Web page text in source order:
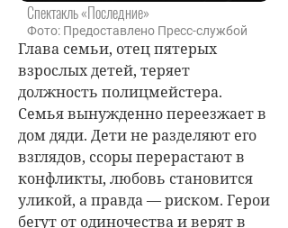
Спектакль «Последние»
Фото: Предоставлено Пресс-службой
Глава семьи, отец пятерых
взрослых детей, теряет
должность полицмейстера.
Семья вынужденно переезжает в
дом дяди. Дети не разделяют его
взглядов, ссоры перерастают в
конфликты, любовь становится
уликой, а правда — риском. Герои
бегут от одиночества и верят в